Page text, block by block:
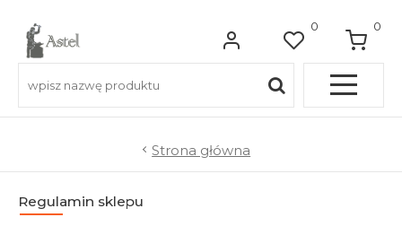
0 0
Do balkonów
Strona główna
Regulamin sklepu